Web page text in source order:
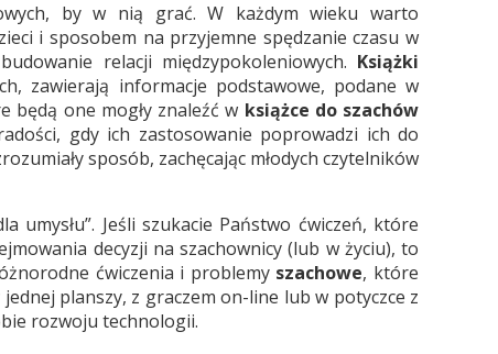
by w nią grać. W każdym wieku warto
i sposobem na przyjemne spędzanie czasu w
relacji międzypokoleniowych. Książki
zawierają informacje podstawowe, podane w
będą one mogły znaleźć w książce do szachów
gdy ich zastosowanie poprowadzi ich do
sposób, zachęcając młodych czytelników
Jeśli szukacie Państwo ćwiczeń, które
decyzji na szachownicy (lub w życiu), to
ćwiczenia i problemy szachowe, które
planszy, z graczem on-line lub w potyczce z
rozwoju technologii.